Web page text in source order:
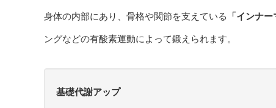
身体の内部にあり、骨格や関節を支えている 「インナ
ングなどの有酸素運動によって鍛えられます。
基礎代謝アップ